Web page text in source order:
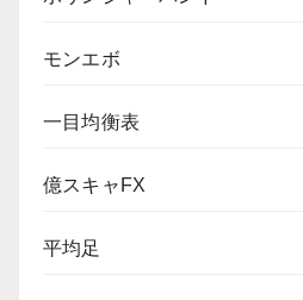
モンエボ
一目均衡表
億スキャFX
平均足